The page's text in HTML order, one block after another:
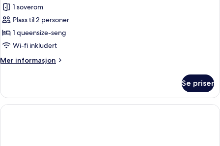
bildene
av
Dobbeltrom
–
standard,
1
seng
1 soverom
Plass til 2 personer
1 queensize-seng
Wi-fi inkludert
Mer informasjon
Mer
–
standard,
1
Se priser